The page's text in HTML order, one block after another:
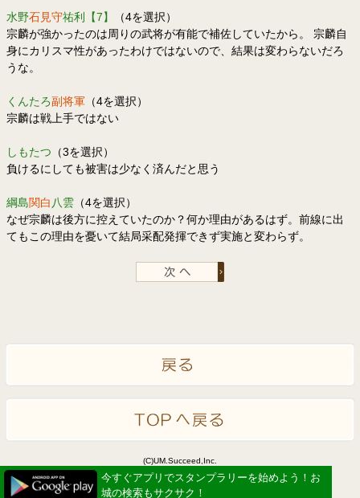
水野石見守祐利【7】
（4を選択）
宗麟が強かったのは周りの武将が有能で補佐していたから。 宗麟自
身にカリスマ性があったわけではないので、結果は変わらないだろ
うな。
くんたろ副将軍 （4を選択）
宗麟は戦上手ではない
しもたつ （3を選択）
負けるにしても被害は少なく済んだと思う
綱島関白 八雲 （4を選択）
なぜ宗麟は後方に控えていたのか？何か理由があるはず。前線に出
てもこの理由を憂いて結局采配発揮できず実施と変わらず。
(C)UM.Succeed,Inc.
Powered by idea canvas
今すぐアプリでスタンプラリーを始めよう！お
城の検索もサクサク！